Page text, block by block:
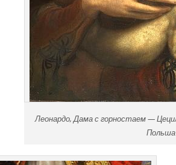
Леонардо, Дама с горностаем —
Польша